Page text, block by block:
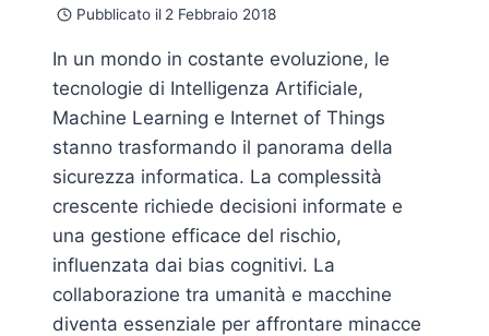
Pubblicato il 2 Febbraio 2018
In un mondo in costante evoluzione, le
tecnologie di Intelligenza Artificiale,
Machine Learning e Internet of Things
stanno trasformando il panorama della
sicurezza informatica. La complessità
crescente richiede decisioni informate e
una gestione efficace del rischio,
influenzata dai bias cognitivi. La
collaborazione tra umanità e macchine
diventa essenziale per affrontare minacce